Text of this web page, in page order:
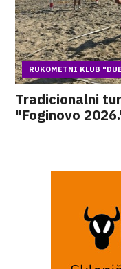
RUKOMETNI KLUB
Tradicionalni
"Foginovo